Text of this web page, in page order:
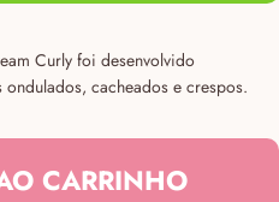
Curly foi desenvolvido
cacheados e crespos.
CARRINHO